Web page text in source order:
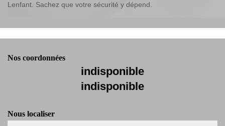
Lenfant. Sachez que votre sécurité y dépend.
Nos coordonnées
indisponible
indisponible
Nous localiser